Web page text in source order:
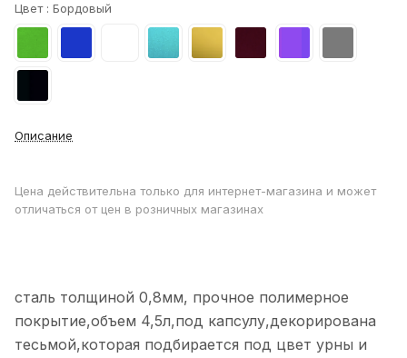
Цвет : Бордовый
Описание
Цена действительна только для интернет-магазина и может
отличаться от цен в розничных магазинах
сталь толщиной 0,8мм, прочное полимерное
покрытие,объем 4,5л,под капсулу,декорирована
тесьмой,которая подбирается под цвет урны и